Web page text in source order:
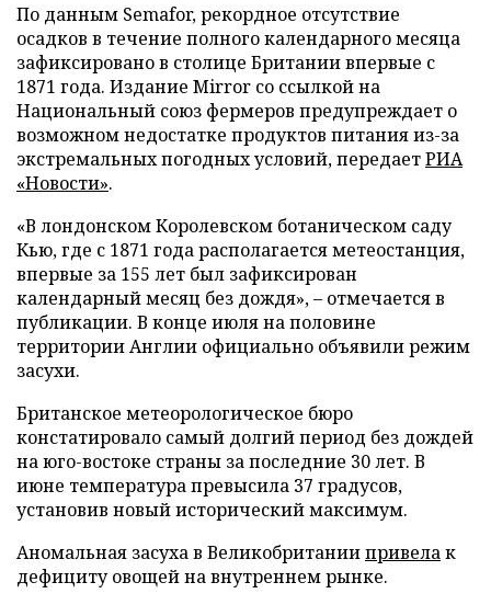
По данным Semafor, рекордное отсутствие
осадков в течение полного календарного месяца
зафиксировано в столице Британии впервые с
1871 года. Издание Mirror со ссылкой на
Национальный союз фермеров предупреждает о
возможном недостатке продуктов питания из-за
экстремальных погодных условий, передаетРИА
«Новости».
«В лондонском Королевском ботаническом саду
Кью, где с 1871 года располагается метеостанция,
впервые за 155 лет был зафиксирован
календарный месяц без дождя», – отмечается в
публикации. В конце июля на половине
территории Англии официально объявили режим
засухи.
Британское метеорологическое бюро
констатировало самый долгий период без дождей
на юго-востоке страны за последние 30 лет. В
июне температура превысила 37 градусов,
установив новый исторический максимум.
Аномальная засуха в Великобританиипривелак
дефициту овощей на внутреннем рынке.